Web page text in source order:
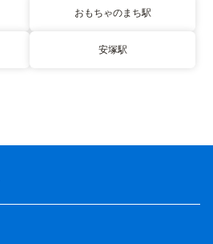
おもちゃのまち駅
安塚駅